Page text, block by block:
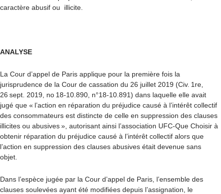
caractère abusif ou illicite.
ANALYSE
La Cour d’appel de Paris applique pour la première fois la
jurisprudence de la Cour de cassation du 26 juillet 2019 (Civ. 1 re
26 sept. 2019, no 18-10.890, n°18-10.891) dans laquelle elle avait
jugé que « l’action en réparation du préjudice causé à l’intérêt collectif
des consommateurs est distincte de celle en suppression des clauses
illicites ou abusives », autorisant ainsi l’association UFC-Que Choisir à
obtenir réparation du préjudice causé à l’intérêt collectif alors que
l’action en suppression des clauses abusives était devenue sans
objet.
Dans l’espèce jugée par la Cour d’appel de Paris, l’ensemble des
clauses soulevées ayant été modifiées depuis l’assignation, le